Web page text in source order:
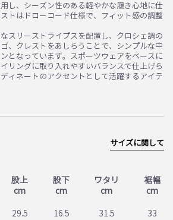
し、シーズン性のある軽やかな履き心地に仕
トはドローコード仕様で、フィット感の調整
スリーストライプスを配置し、クロシェ調の
、クレストをあしらうことで、シンプルな中
となっています。スポーツウェアをベースに
リングに取り入れやすいバランスで仕上げら
ィネートのアクセントとして活躍するアイテ
股上
cm
股下
cm
ワタリ
cm
裾幅
cm
29.5 16.5 31.5 33
サイズに関して